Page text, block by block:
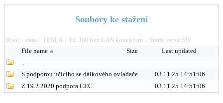
Soubory ke stažení
Root > data > TESLA > TE 300 bez LAN konektoru > Starší verze SW
File name
Size
Last updated
..
S podporou učícího se dálkového ovladače
03.11.25 14:51:06
Z 19.2.2020 podpora CEC
03.11.25 14:51:06